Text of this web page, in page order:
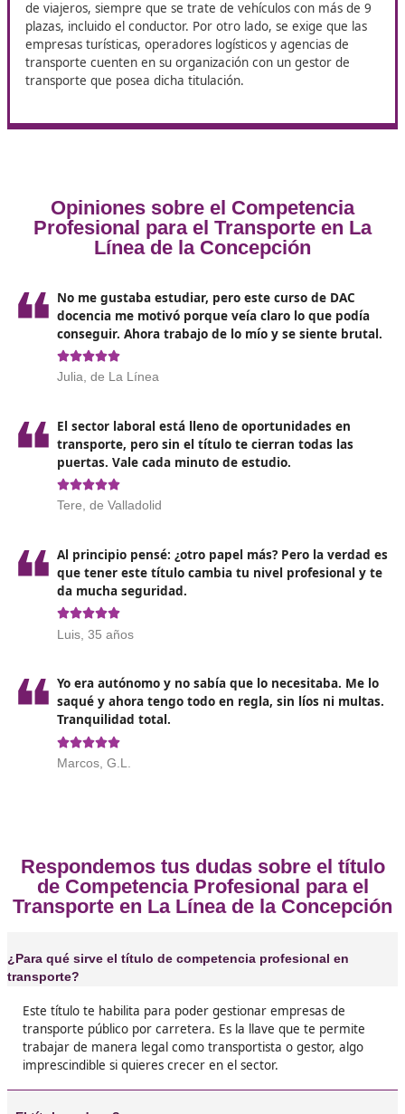
deben superar un examen que evalúe tanto sus
conocimientos teóricos como prácticos adquiridos
el curso. Además, algunos centros optan por
entrevistas o presentaciones para evaluar las
Un certificado obligatorio en
España
imprescindible para cualquier empresa dedicada al
transporte de mercancíasque cuente con
servicio público y utilice vehículos de más de 3.500 kg
MMA, así como para aquellas que dispongan de
autorizaciones MDL con vehículos de más de 2.500 kg
Asimismo, este títuloresulta obligatorio para la
de una licencia de servicio público
de viajeros, siempre que se trate de vehículos con
plazas, incluido el conductor. Por otro lado, se exige
transporte cuenten en su organización con un gestor
transporte que posea dicha titulación.
Opiniones sobre el
Profesional para el Transporte
Línea de la Concepción
❝ No me gustaba estudiar, pero este curso de
docencia me motivó porque veía claro lo que
conseguir. Ahora trabajo de lo mío y se

Julia, de La Línea